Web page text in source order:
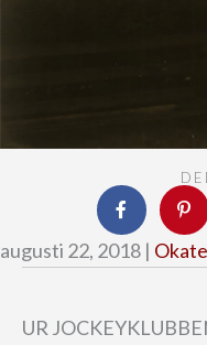
augusti 22, 2018 |
UR